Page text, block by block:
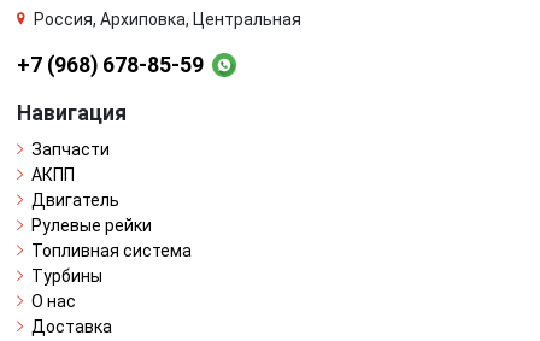
Россия, Архиповка, Центральная
+7 (968) 678-85-59
Навигация
Запчасти
АКПП
Двигатель
Рулевые рейки
Топливная система
Турбины
О нас
Доставка